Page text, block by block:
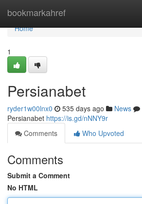
bookmarkahref
Home
Home
1
Persianabet
ryder1w00lnx0 535 days ago News
Persianabet https://is.gd/nNNY9r
Comments
Who Upvoted
Comments
Submit a Comment
No HTML